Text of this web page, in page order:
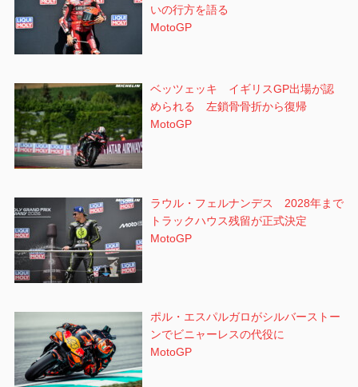
いの行方を語る
MotoGP
ベッツェッキ イギリスGP出場が認
められる 左鎖骨骨折から復帰
MotoGP
ラウル・フェルナンデス 2028年まで
トラックハウス残留が正式決定
MotoGP
ポル・エスパルガロがシルバーストー
ンでビニャーレスの代役に
MotoGP